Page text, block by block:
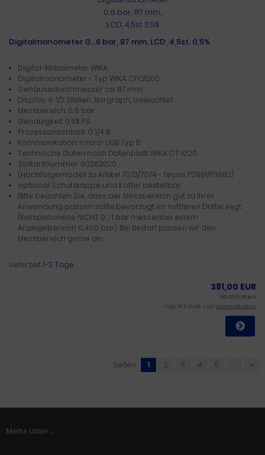
Digitalmanometer 0...6 bar, 87 mm, LCD, 4,5st. 0,5%
Digital-Manometer WIKA
Digitalmanometer - Typ WIKA CPG1200
Gehäusedurchmesser ca. 87 mm
Display: 4-1/2 Stellen, Bargraph, beleuchtet
Messbereich: 0...6 bar
Genauigkeit: 0,5% FS
Prozessanschluss: G 1/4 B
Kommunikation: micro-USB Typ B
Technische Daten nach Datenblatt: WIKA CT 10.20
Zolltarifnummer: 90262020
(Nachfolgemodell zu Artikel 7073/7074 - tecsis P3961/P3962)
optional Schutzkappe und Koffer bestellbar
Bitte beachten Sie, dass der Messbereich gut zu Ihrer
Anwendung passen sollte,bevorzugt im mittleren Drittel liegt
(beispielsweise NICHT 0 … 1 bar messenbei einem
Anzeigebereich 0...400 bar). Bei Bedarf passen wir den
Messbereich gerne an.
Lieferzeit:1-2 Tage
381,00 EUR
381,00 EUR pro
zzgl. 19 % MwSt. zzgl.Versandkosten
Seiten: 1 2 3 4 5 ... »
Mehr über...